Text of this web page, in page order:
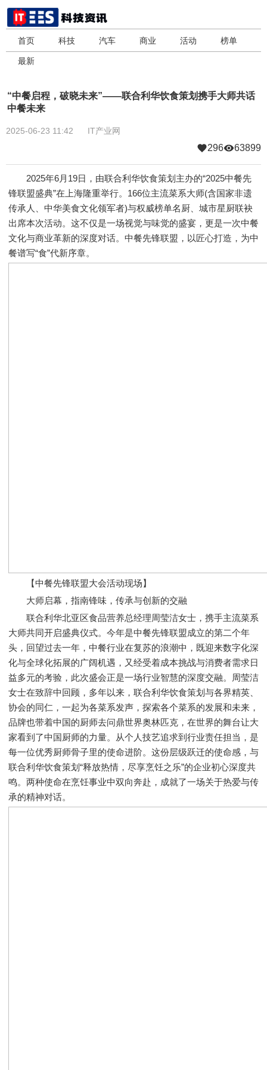
首页 科技 汽车 商业 活动 榜单
最新
“中餐启程，破晓未来”――联合利华饮食策划携手大师共话
中餐未来
2025-06-23 11:42 IT产业网
296 63899
2025年6月19日，由联合利华饮食策划主办的“2025中餐先
锋联盟盛典”在上海隆重举行。166位主流菜系大师(含国家非遗
传承人、中华美食文化领军者)与权威榜单名厨、城市星厨联袂
出席本次活动。这不仅是一场视觉与味觉的盛宴，更是一次中餐
文化与商业革新的深度对话。中餐先锋联盟，以匠心打造，为中
餐谱写“食”代新序章。
【中餐先锋联盟大会活动现场】
大师启幕，指南锋味，传承与创新的交融
联合利华北亚区食品营养总经理周莹洁女士，携手主流菜系
大师共同开启盛典仪式。今年是中餐先锋联盟成立的第二个年
头，回望过去一年，中餐行业在复苏的浪潮中，既迎来数字化深
化与全球化拓展的广阔机遇，又经受着成本挑战与消费者需求日
益多元的考验，此次盛会正是一场行业智慧的深度交融。周莹洁
女士在致辞中回顾，多年以来，联合利华饮食策划与各界精英、
协会的同仁，一起为各菜系发声，探索各个菜系的发展和未来，
品牌也带着中国的厨师去问鼎世界奥林匹克，在世界的舞台让大
家看到了中国厨师的力量。从个人技艺追求到行业责任担当，是
每一位优秀厨师骨子里的使命进阶。这份层级跃迁的使命感，与
联合利华饮食策划“释放热情，尽享烹饪之乐”的企业初心深度共
鸣。两种使命在烹饪事业中双向奔赴，成就了一场关于热爱与传
承的精神对话。